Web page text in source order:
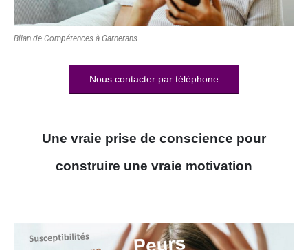
Bilan de Compétences à Garnerans
Nous contacter par téléphone
Une vraie prise de conscience pour
construire une vraie motivation